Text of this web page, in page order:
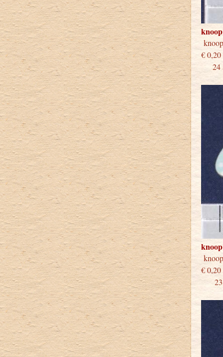
24
23